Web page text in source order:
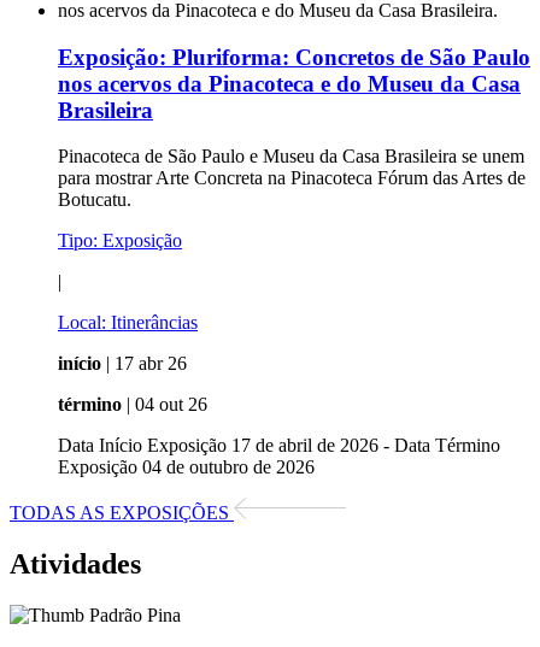
Exposição: Pluriforma: Concretos de São Paulo
nos acervos da Pinacoteca e do Museu da Casa
Brasileira
Pinacoteca de São Paulo e Museu da Casa Brasileira se unem
para mostrar Arte Concreta na Pinacoteca Fórum das Artes de
Botucatu.
Tipo: Exposição
|
Local: Itinerâncias
início | 17 abr 26
término | 04 out 26
Data Início Exposição 17 de abril de 2026 - Data Término
Exposição 04 de outubro de 2026
TODAS AS EXPOSIÇÕES
Atividades